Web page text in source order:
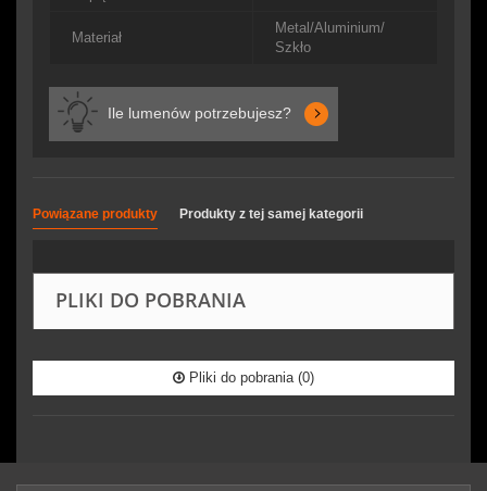
Materiał
Metal/Aluminium/
Szkło
Ile lumenów potrzebujesz?
Powiązane produkty Produkty z tej samej kategorii
PLIKI DO POBRANIA
Pliki do pobrania (0)